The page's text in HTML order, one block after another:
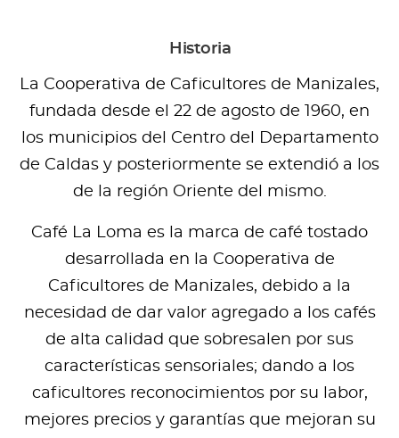
Historia
La Cooperativa de Caficultores de Manizales,
fundada desde el 22 de agosto de 1960, en
los municipios del Centro del Departamento
de Caldas y posteriormente se extendió a los
de la región Oriente del mismo.
Café La Loma es la marca de café tostado
desarrollada en la Cooperativa de
Caficultores de Manizales, debido a la
necesidad de dar valor agregado a los cafés
de alta calidad que sobresalen por sus
características sensoriales; dando a los
caficultores reconocimientos por su labor,
mejores precios y garantías que mejoran su